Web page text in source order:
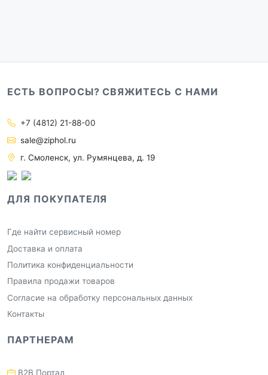
ЕСТЬ ВОПРОСЫ? СВЯЖИТЕСЬ С НАМИ
+7 (4812) 21-88-00
sale@ziphol.ru
г. Смоленск, ул. Румянцева, д. 19
ДЛЯ ПОКУПАТЕЛЯ
Где найти сервисный номер
Доставка и оплата
Политика конфиденциальности
Правила продажи товаров
Согласие на обработку персональных данных
Контакты
ПАРТНЕРАМ
B2B Портал